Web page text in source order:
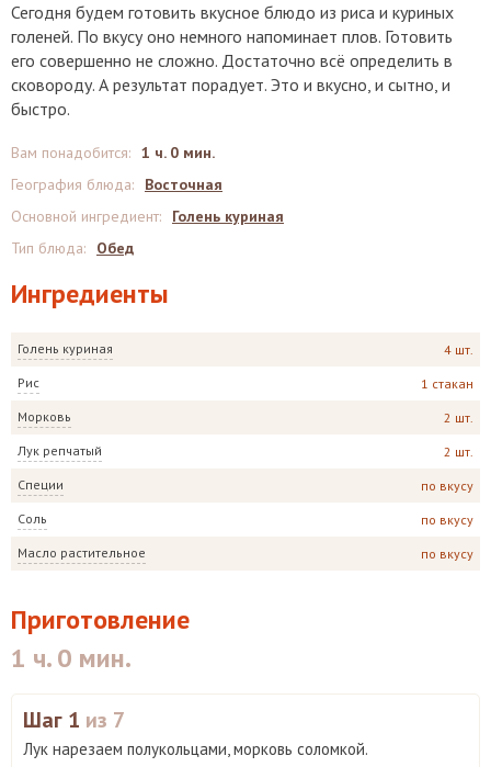
Сегодня будем готовить вкусное блюдо из риса и куриных
голеней. По вкусу оно немного напоминает плов. Готовить
его совершенно не сложно. Достаточно всё определить в
сковороду. А результат порадует. Это и вкусно, и сытно, и
быстро.
Ингредиенты
Голень куриная 4 шт.
Рис 1 стакан
Морковь 2 шт.
Лук репчатый 2 шт.
Специи по вкусу
Соль по вкусу
Масло растительное по вкусу
Вам понадобится: 1 ч. 0 мин.
География блюда:
Восточная
Основной ингредиент:
Голень куриная
Тип блюда: Обед
Приготовление
1 ч. 0 мин.
Шаг 1 из 7
Лук нарезаем полукольцами, морковь соломкой.